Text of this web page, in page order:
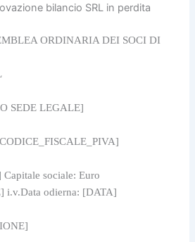
bilancio SRL in perdita​
ORDINARIA DEI SOCI DI
SEDE LEGALE]
sociale: Euro
i.v.Data odierna: [DATA]